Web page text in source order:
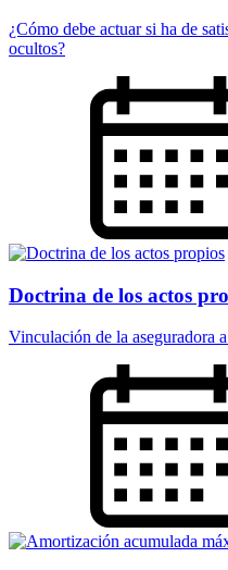
¿Cómo debe actuar si ha de
ocultos?
Doctrina de los actos
Vinculación de la aseguradora